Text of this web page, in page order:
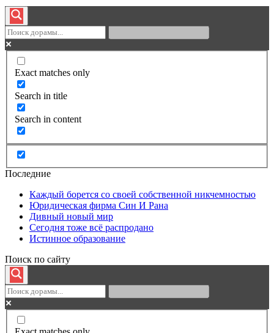
Exact matches only
Search in title
Search in content
Последние
Каждый борется со своей собственной никчемностью
Юридическая фирма Син И Рана
Дивный новый мир
Сегодня тоже всё распродано
Истинное образование
Поиск по сайту